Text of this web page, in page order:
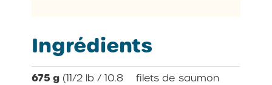
Ingrédients
675 g (11/2 lb / 10.8
filets de saumon